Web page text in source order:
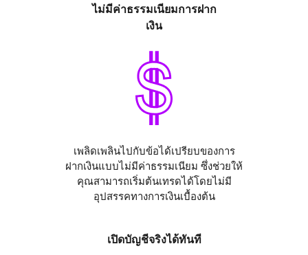
ไม่มีค่าธรรมเนียมการฝาก
เงิน
เพลิดเพลินไปกับข้อได้เปรียบของการ
ฝากเงินแบบไม่มีค่าธรรมเนียม ซึ่งช่วยให้
คุณสามารถเริ่มต้นเทรดได้โดยไม่มี
อุปสรรคทางการเงินเบื้องต้น
เปิดบัญชีจริงได้ทันที